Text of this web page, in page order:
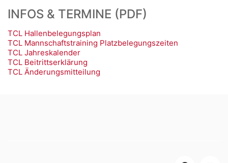
INFOS & TERMINE (PDF)
TCL Hallenbelegungsplan
TCL Mannschaftstraining Platzbelegungszeiten
TCL Jahreskalender
TCL Beitrittserklärung
TCL Änderungsmitteilung